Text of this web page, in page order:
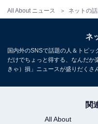
All About ニュース ネットの
ネ
国内外のSNSで話題の人＆トピ
だけでちょっと得する、なんだか
きゃ）損」ニュースが盛りだくさ
関
All About